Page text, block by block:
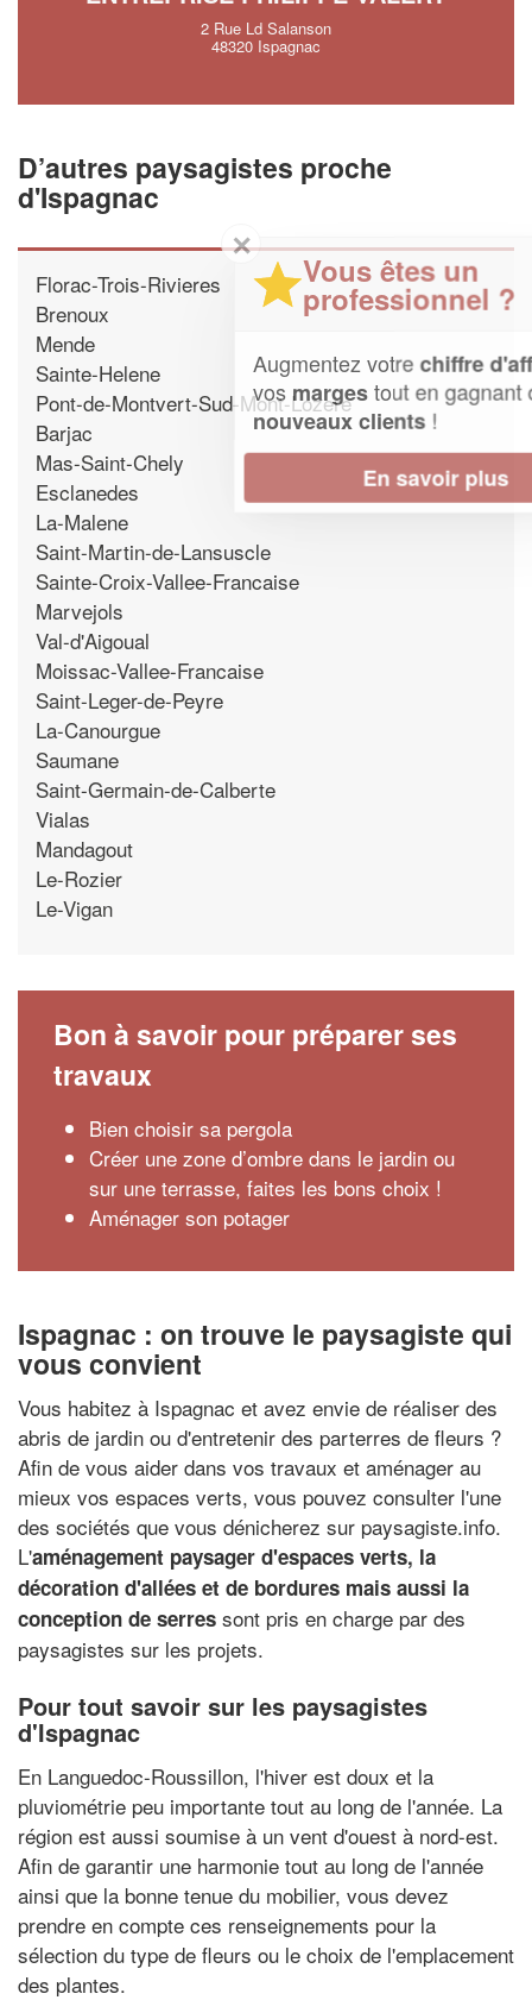
2 Rue Ld Salanson
48320 Ispagnac
D’autres paysagistes proche
d'Ispagnac
Florac-Trois-Rivieres
Brenoux
Mende
Sainte-Helene
Pont-de-Montvert-Sud-Mont-Lozere
Barjac
Mas-Saint-Chely
Esclanedes
La-Malene
Saint-Martin-de-Lansuscle
Sainte-Croix-Vallee-Francaise
Marvejols
Val-d'Aigoual
Moissac-Vallee-Francaise
Saint-Leger-de-Peyre
La-Canourgue
Saumane
Saint-Germain-de-Calberte
Vialas
Mandagout
Le-Rozier
Le-Vigan
Bon à savoir pour préparer ses
travaux
Bien choisir sa pergola
Créer une zone d’ombre dans le jardin ou
sur une terrasse, faites les bons choix !
Aménager son potager
Ispagnac : on trouve le paysagiste qui
vous convient
Vous habitez à Ispagnac et avez envie de réaliser des
abris de jardin ou d'entretenir des parterres de fleurs ?
Afin de vous aider dans vos travaux et aménager au
mieux vos espaces verts, vous pouvez consulter l'une
des sociétés que vous dénicherez sur paysagiste.info.
L'aménagement paysager d'espaces verts, la
décoration d'allées et de bordures mais aussi la
conception de serres sont pris en charge par des
paysagistes sur les projets.
Pour tout savoir sur les paysagistes
d'Ispagnac
En Languedoc-Roussillon, l'hiver est doux et la
pluviométrie peu importante tout au long de l'année. La
région est aussi soumise à un vent d'ouest à nord-est.
Afin de garantir une harmonie tout au long de l'année
ainsi que la bonne tenue du mobilier, vous devez
prendre en compte ces renseignements pour la
sélection du type de fleurs ou le choix de l'emplacement
des plantes.
✕
Vous êtes un
professionnel ?
Augmentez votrechiffre d'affaireset
vos margestout en gagnant de
nouveaux clients!
En savoir plus